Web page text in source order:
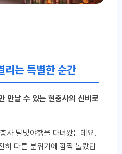
리는 특별한 순간
만날 수 있는 현충사의 신비로
사 달빛야행을 다녀왔는데요.
히 다른 분위기에 깜짝 놀랐답